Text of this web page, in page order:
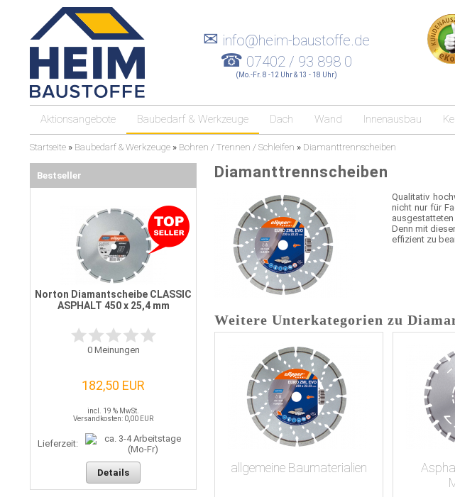
✉ info@heim-baustoffe.de
☎ 07402 / 93 898 0
(Mo.-Fr. 8 -12 Uhr & 13 - 18 Uhr)
Aktionsangebote Baubedarf & Werkzeuge Dach Wand Innenausbau
Startseite » Baubedarf & Werkzeuge » Bohren / Trennen / Schleifen » Diamanttrennscheiben
Diamanttrennscheiben
Qualitativ
nicht nur für
Denn mit
effizient zu
Weitere Unterkategorien zu
allgemeine Baumaterialien
Bestseller
Norton Diamantscheibe CLASSIC
ASPHALT 450 x 25,4 mm
0Meinungen
182,50 EUR
incl. 19 % MwSt.
Versandkosten: 0,00 EUR
Lieferzeit:
Details